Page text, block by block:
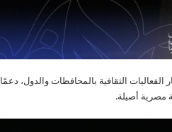
الثقافية بالمحافظات والدول، دعمًا
مصرية أصيلة.